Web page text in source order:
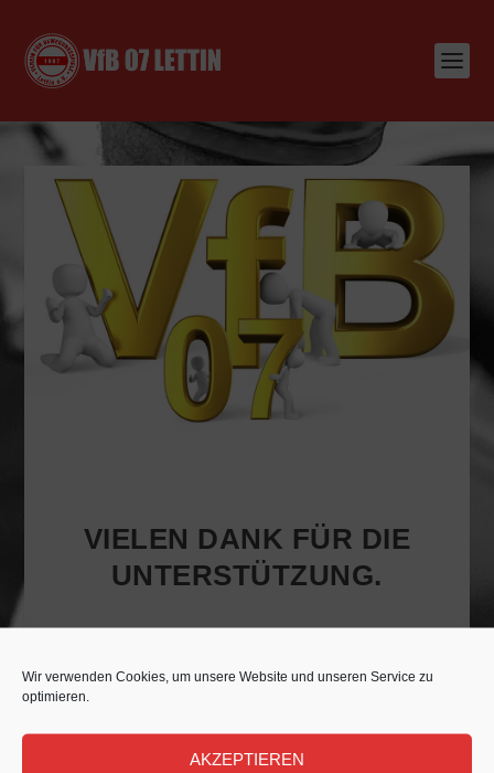
Wir verwenden Cookies, um unsere Website und unseren Service zu
optimieren.
AKZEPTIEREN
VIELEN DANK FÜR DIE
UNTERSTÜTZUNG.